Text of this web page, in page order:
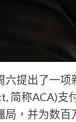
六提出了一项
简称ACA)
，并为数百